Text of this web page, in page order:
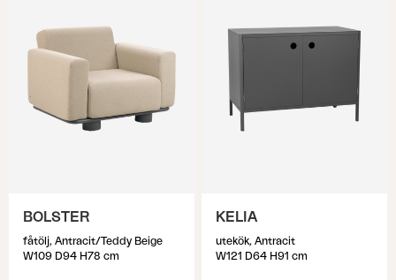
BOLSTER
fåtölj, Antracit/Teddy Beige
W109 D94 H78 cm
KELIA
utekök, Antracit
W121 D64 H91 cm